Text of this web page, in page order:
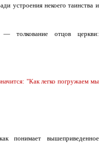
устроения некоего таинства и
толкование отцов церкви:
"Как легко погружаем мы
понимает вышеприведенное